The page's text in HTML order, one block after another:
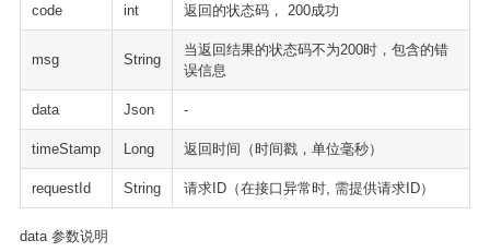
code int 返回的状态码， 200成功
msg String
当返回结果的状态码不为200时，包含的错
误信息
data Json -
timeStamp Long 返回时间（时间戳，单位毫秒）
requestId String 请求ID（在接口异常时, 需提供请求ID）
data 参数说明